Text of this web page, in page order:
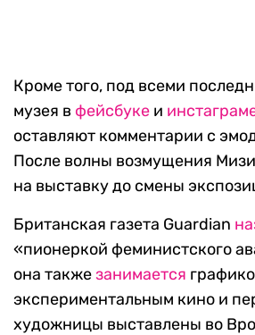
Кроме того, под всеми
музея в фейсбуке и
оставляют комментарии с
После волны возмущения
на выставку до смены
Британская газета Guardian
«пионеркой феминистского
она такжезанимается
экспериментальным кино и
художницы выставлены во